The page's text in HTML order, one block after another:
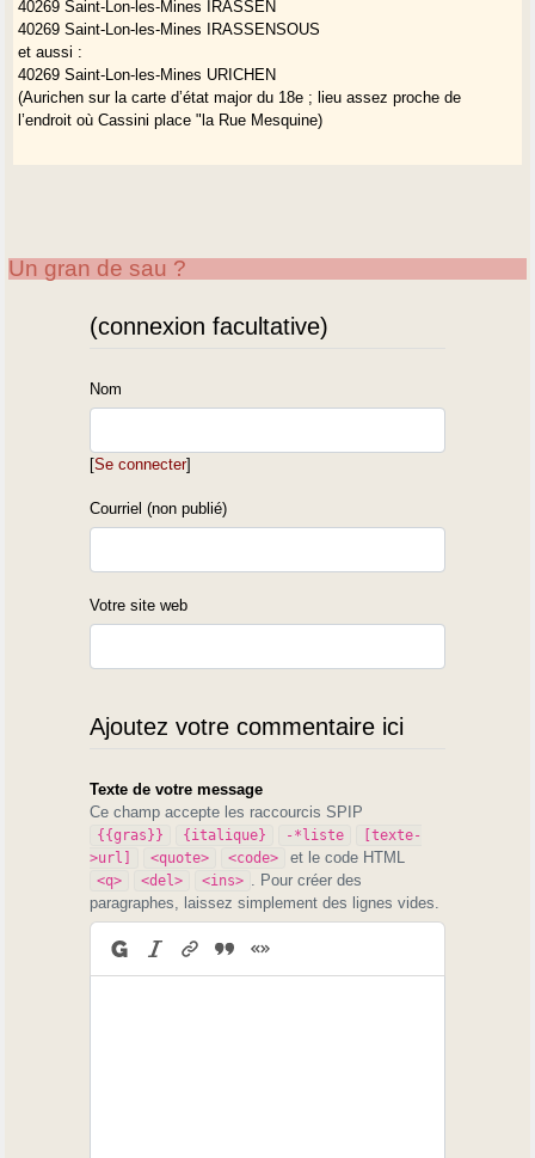
40269 Saint-Lon-les-Mines IRASSEN
40269 Saint-Lon-les-Mines IRASSENSOUS
et aussi :
40269 Saint-Lon-les-Mines URICHEN
(Aurichen sur la carte d’état major du 18e ; lieu assez proche de
l’endroit où Cassini place "la Rue Mesquine)
Un gran de sau ?
(connexion facultative)
Nom
[Se connecter]
Courriel (non publié)
Votre site web
Ajoutez votre commentaire ici
Texte de votre message
Ce champ accepte les raccourcis SPIP
{{gras}} {italique} -*liste
[texte-
>url]
<quote> <code> et le code HTML
<q> <del> <ins>
. Pour créer des
paragraphes, laissez simplement des lignes vides.